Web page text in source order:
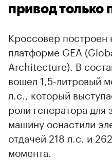
привод только
Кроссовер построен
платформе GEA
Architecture). В
вошел 1,5-литровый
л.с., который
роли генератора для
машину оснастили
отдачей 218 л.с. и
момента.